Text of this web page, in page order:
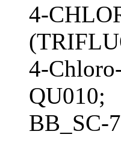
4-
4-
QU010;
BB_SC-